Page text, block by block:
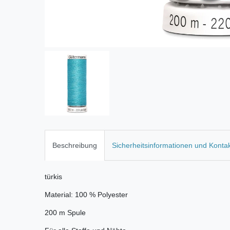
Beschreibung Sicherheitsinformationen und
türkis
Material: 100 % Polyester
200 m Spule